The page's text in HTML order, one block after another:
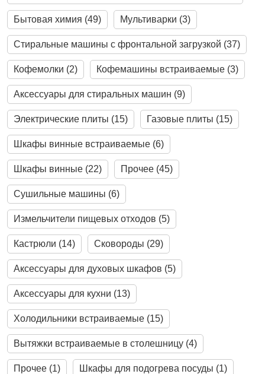
Бытовая химия (49) Мультиварки (3)
Стиральные машины с фронтальной загрузкой (37)
Кофемолки (2) Кофемашины встраиваемые (3)
Аксессуары для стиральных машин (9)
Электрические плиты (15) Газовые плиты (15)
Шкафы винные встраиваемые (6)
Шкафы винные (22) Прочее (45)
Cушильные машины (6)
Измельчители пищевых отходов (5)
Кастрюли (14) Сковороды (29)
Аксессуары для духовых шкафов (5)
Аксессуары для кухни (13)
Холодильники встраиваемые (15)
Вытяжки встраиваемые в столешницу (4)
Прочее (1) Шкафы для подогрева посуды (1)